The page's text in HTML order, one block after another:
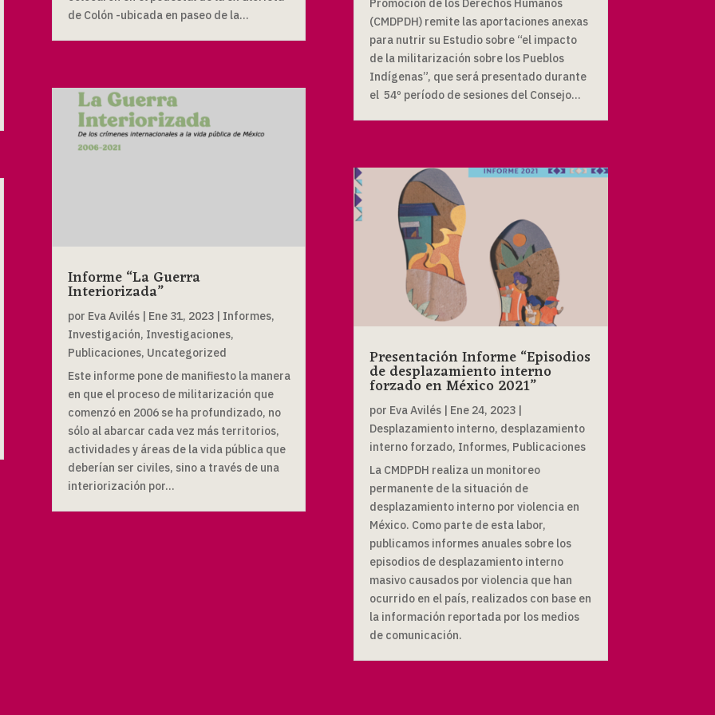
de Colón -ubicada en paseo de la...
Informe “La Guerra
Interiorizada”
por Eva Avilés| Ene 31, 2023| Informes,
Investigación, Investigaciones,
Publicaciones, Uncategorized
Este informe pone de manifiesto la manera
en que el proceso de militarización que
comenzó en 2006 se ha profundizado, no
sólo al abarcar cada vez más territorios,
actividades y áreas de la vida pública que
deberían ser civiles, sino a través de una
interiorización por...
Promoción de los Derechos Humanos
(CMDPDH) remite las aportaciones anexas
para nutrir su Estudio sobre “el impacto
de la militarización sobre los Pueblos
Indígenas”, que será presentado durante
el 54º período de sesiones del Consejo...
Presentación Informe “Episodios
de desplazamiento interno
forzado en México 2021”
por Eva Avilés| Ene 24, 2023|
Desplazamiento interno, desplazamiento
interno forzado, Informes, Publicaciones
La CMDPDH realiza un monitoreo
permanente de la situación de
desplazamiento interno por violencia en
México. Como parte de esta labor,
publicamos informes anuales sobre los
episodios de desplazamiento interno
masivo causados por violencia que han
ocurrido en el país, realizados con base en
la información reportada por los medios
de comunicación.